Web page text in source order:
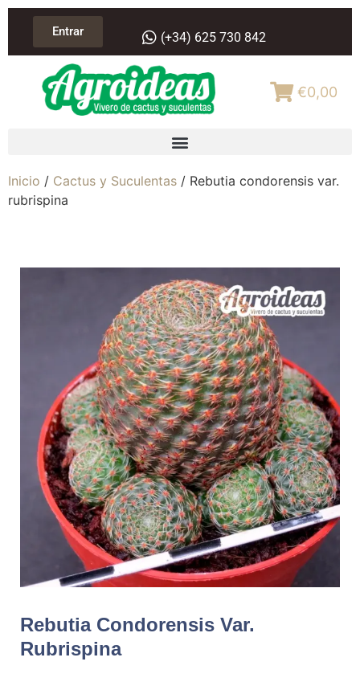
Entrar (+34) 625 730 842
€0,00
Inicio / Cactus y Suculentas / Rebutia condorensis var.
rubrispina
Rebutia Condorensis Var.
Rubrispina